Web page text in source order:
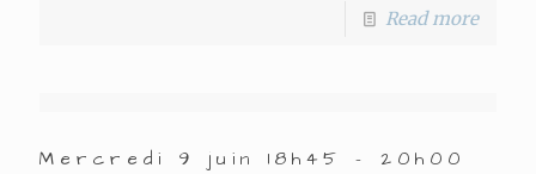
Read more
Mercredi 9 juin 18h45 – 20h00